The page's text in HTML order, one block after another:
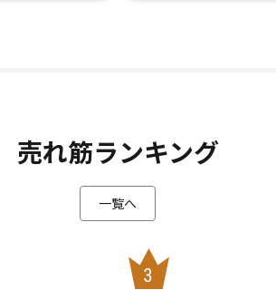
売れ筋ランキング
一覧へ